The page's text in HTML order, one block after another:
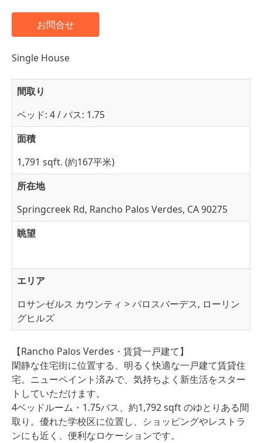
お問合せ
Single House
間取り
ベッド: 4 / バス: 1.75
面積
1,791 sqft. (約167平米)
所在地
Springcreek Rd, Rancho Palos Verdes, CA 90275
眺望
エリア
ロサンゼルス カウンティ > パロスバーデス, ローリン
グヒルズ
【Rancho Palos Verdes・賃貸一戸建て】
閑静な住宅街に位置する、明るく快適な一戸建て賃貸住
宅。ニューペイント済みで、気持ちよく新生活をスター
トしていただけます。
4ベッドルーム・1.75バス、約1,792 sqft のゆとりある間
取り。優れた学校区に位置し、ショッピングやレストラ
ンにも近く、便利なロケーションです。